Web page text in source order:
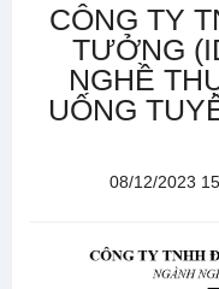
CÔNG TY
TƯỞNG
NGHỀ
UỐNG
08/12/2023